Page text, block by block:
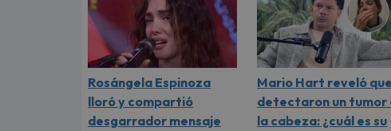
Rosángela Espinoza
lloró y compartió
desgarrador mensaje
Mario Hart reveló
detectaron un tumor
la cabeza: ¿cuál es su